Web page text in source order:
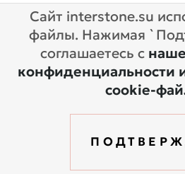
Биофильный дизайн
.
растений
или использование
оттенках «шалфей» и
сохранить связь с
мегаполиса.
Сайт interstone.su
файлы. Нажимая
соглашаетесь с
конфиденциальности
cookie-